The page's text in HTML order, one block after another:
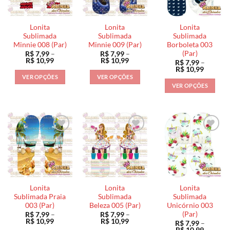
podem
ser
escolhidas
na
página
do
produto
podem
ser
escolhidas
na
página
do
produto
podem
ser
escolhidas
na
página
do
produto
Lonita
Sublimada
Minnie 008 (Par)
R$7,99 –
R$ 10,99Faixa
preço:
R$ 7,99
através
VER OPÇÕES
várias
variantes.
As
opções
podem
ser
escolhidas
na
página
do
Lonita
Sublimada
Minnie 009 (Par)
R$7,99 –
R$ 10,99Faixa
preço:
R$ 7,99
através
VER OPÇÕES
várias
variantes.
As
opções
podem
ser
escolhidas
na
página
do
Lonita
Sublimada
Borboleta 003
(Par)
R$7,99 –
R$ 10,99Faixa
preço:
R$ 7,99
através
VER OPÇÕES
tem
várias
variantes.
As
opções
podem
ser
escolhidas
na
página
do
Lonita
Sublimada Praia
003 (Par)
R$7,99 –
R$ 10,99Faixa
Lonita
Sublimada
Beleza 005 (Par)
R$7,99 –
R$ 10,99Faixa
Lonita
Sublimada
Unicórnio 003
(Par)
R$7,99 –